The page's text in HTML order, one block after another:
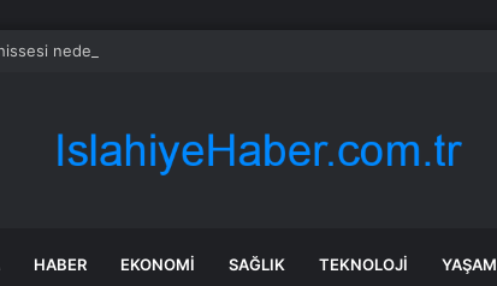
neden bugün yükseliyor?
HABER EKONOMI SAĞLIK TEKNOLOJI YAŞAM